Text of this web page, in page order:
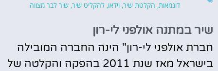
דוגמאות, הקלטת שיר,וידאו,להקליט שיר,שיר לבר מצווה
שיר במתנה אולפני לי-רון
חברת אולפני לי-רון" הינה החברה המובילה
בישראל מאז שנת 2011 בהפקה והקלטה של